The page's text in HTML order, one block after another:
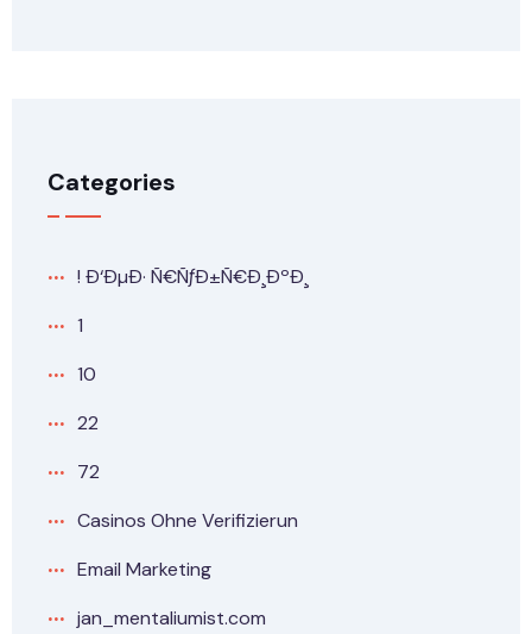
Categories
! Ð‘ÐµÐ· Ñ€ÑƒÐ±Ñ€Ð¸ÐºÐ¸
1
10
22
72
Casinos Ohne Verifizierun
Email Marketing
jan_mentaliumist.com